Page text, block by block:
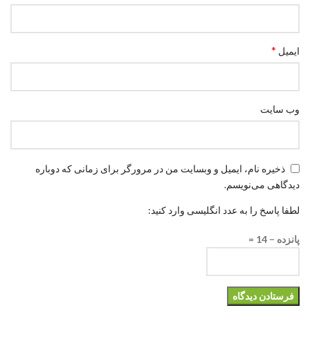
ایمیل *
وب‌ سایت
ذخیره نام، ایمیل و وبسایت من در مرورگر برای زمانی که دوباره
دیدگاهی می‌نویسم.
لطفا پاسخ را به عدد انگلیسی وارد کنید:
پانزده − 14 =